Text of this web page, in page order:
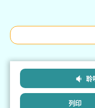
聆
列印